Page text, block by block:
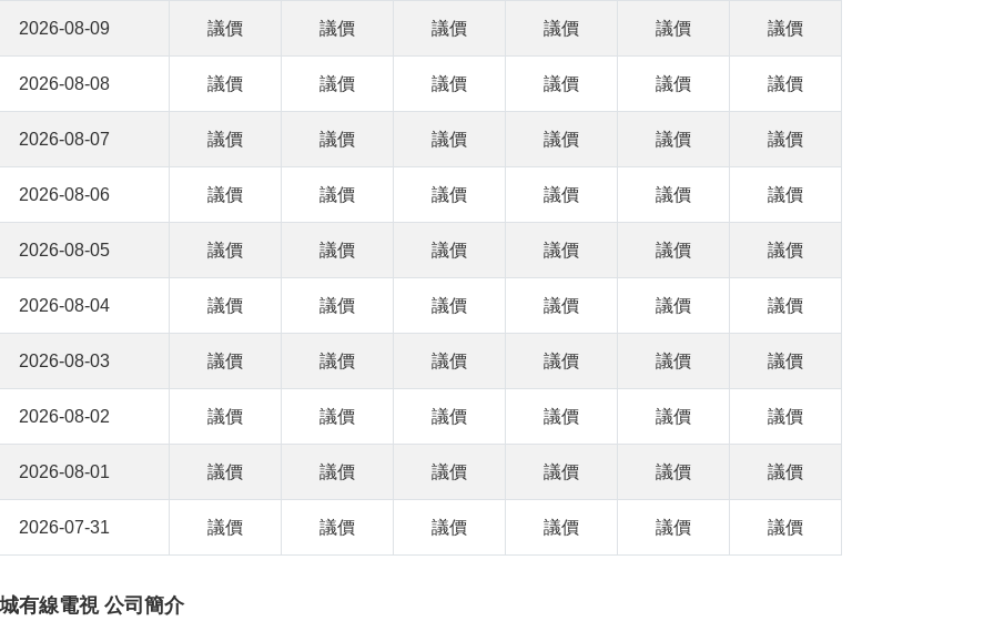
2026-08-09 議價 議價 議價 議價 議價 議價
2026-08-08 議價 議價 議價 議價 議價 議價
2026-08-07 議價 議價 議價 議價 議價 議價
2026-08-06 議價 議價 議價 議價 議價 議價
2026-08-05 議價 議價 議價 議價 議價 議價
2026-08-04 議價 議價 議價 議價 議價 議價
2026-08-03 議價 議價 議價 議價 議價 議價
2026-08-02 議價 議價 議價 議價 議價 議價
2026-08-01 議價 議價 議價 議價 議價 議價
2026-07-31 議價 議價 議價 議價 議價 議價
有線電視 公司簡介